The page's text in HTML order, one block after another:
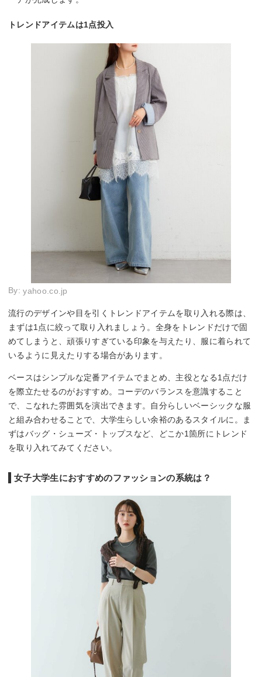
トレンドアイテムは1点投入
By:yahoo.co.jp
流行のデザインや目を引くトレンドアイテムを取り入れる際は、
まずは1点に絞って取り入れましょう。全身をトレンドだけで固
めてしまうと、頑張りすぎている印象を与えたり、服に着られて
いるように見えたりする場合があります。
ベースはシンプルな定番アイテムでまとめ、主役となる1点だけ
を際立たせるのがおすすめ。コーデのバランスを意識すること
で、こなれた雰囲気を演出できます。自分らしいベーシックな服
と組み合わせることで、大学生らしい余裕のあるスタイルに。ま
ずはバッグ・シューズ・トップスなど、どこか1箇所にトレンド
を取り入れてみてください。
女子大学生におすすめのファッションの系統は？